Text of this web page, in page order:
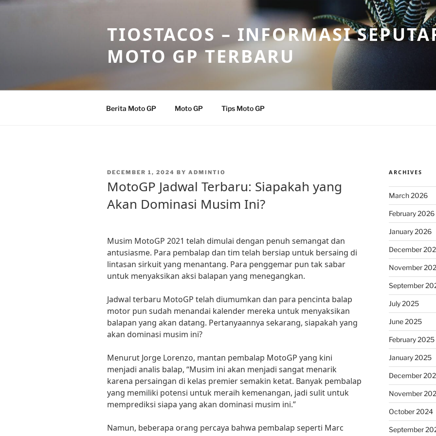
Skip
TIOSTACOS – INFORMASI
MOTO GP TERBARU
Berita Moto GP Moto GP Tips Moto GP
POSTED
DECEMBER 1, 2024 BY ADMINTIO
MotoGP Jadwal Terbaru: Siapakah yang
Akan Dominasi Musim Ini?
Musim MotoGP 2021 telah dimulai dengan penuh semangat dan
antusiasme. Para pembalap dan tim telah bersiap untuk bersaing di
lintasan sirkuit yang menantang. Para penggemar pun tak sabar
untuk menyaksikan aksi balapan yang menegangkan.
Jadwal terbaru MotoGP telah diumumkan dan para pencinta balap
motor pun sudah menandai kalender mereka untuk menyaksikan
balapan yang akan datang. Pertanyaannya sekarang, siapakah yang
akan dominasi musim ini?
Menurut Jorge Lorenzo, mantan pembalap MotoGP yang kini
menjadi analis balap, “Musim ini akan menjadi sangat menarik
karena persaingan di kelas premier semakin ketat. Banyak pembalap
yang memiliki potensi untuk meraih kemenangan, jadi sulit untuk
memprediksi siapa yang akan dominasi musim ini.”
Namun, beberapa orang percaya bahwa pembalap seperti Marc
ARCHIVES
March 2026
February 2026
January 2026
December
November
September
July 2025
June 2025
February 2025
January 2025
December
November
October 2024
September